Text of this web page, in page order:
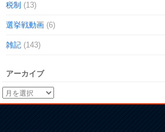
税制 (13)
選挙戦動画 (6)
雑記 (143)
アーカイブ